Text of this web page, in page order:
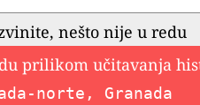
nešto nije u redu
prilikom učitavanja
norte, Granada